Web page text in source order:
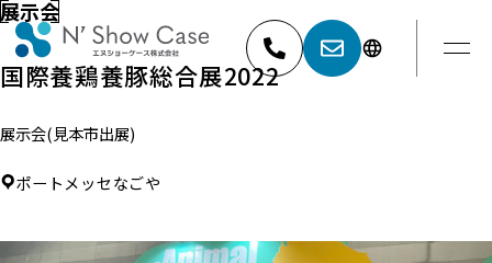
展示会
国際養鶏養豚総合展2022
展示会(見本市出展)
ポートメッセなごや